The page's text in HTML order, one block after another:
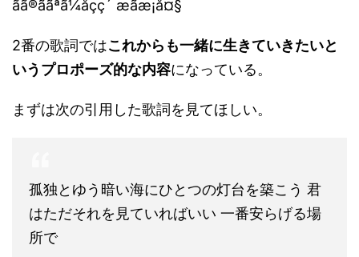
2番の歌詞ではこれからも一緒に生きていきたいと
いうプロポーズ的な内容になっている。
まずは次の引用した歌詞を見てほしい。
孤独とゆう暗い海にひとつの灯台を築こう 君
はただそれを見ていればいい 一番安らげる場
所で